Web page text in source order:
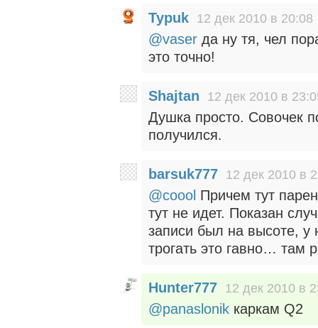
Typuk 12 дек 2010 в 20:08
@vaser да ну тя, чел
это точно!
Shajtan 12 дек 2010 в
Душка просто. Совочек
получился.
barsuk777 12 дек 2010 в
@coool Причем тут
тут не идет. Показан
записи был на высоте, у
трогать это гавно… там
Hunter777 12 дек 2010 в
@panaslonik каркам Q2